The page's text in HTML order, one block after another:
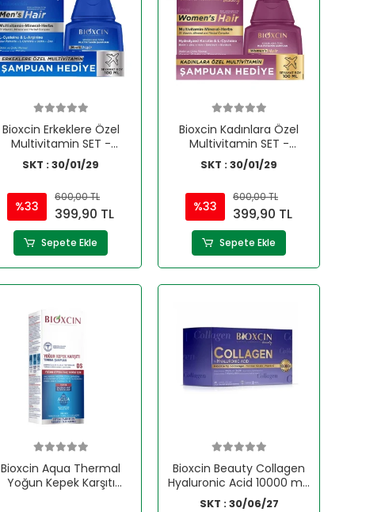
Bioxcin Erkeklere Özel
Multivitamin SET -
Şampuan HEDİYE
SKT : 30/01/29
%33
600,00 TL
399,90 TL
Sepete Ekle
Bioxcin Kadınlara Özel
Multivitamin SET -
Şampuan HEDİYE
SKT : 30/01/29
%33
600,00 TL
399,90 TL
Sepete Ekle
Bioxcin Aqua Thermal
Yoğun Kepek Karşıtı
Bioxcin Beauty Collagen
Hyaluronic Acid 10000 mg
3x30 Saşe
SKT : 30/06/27